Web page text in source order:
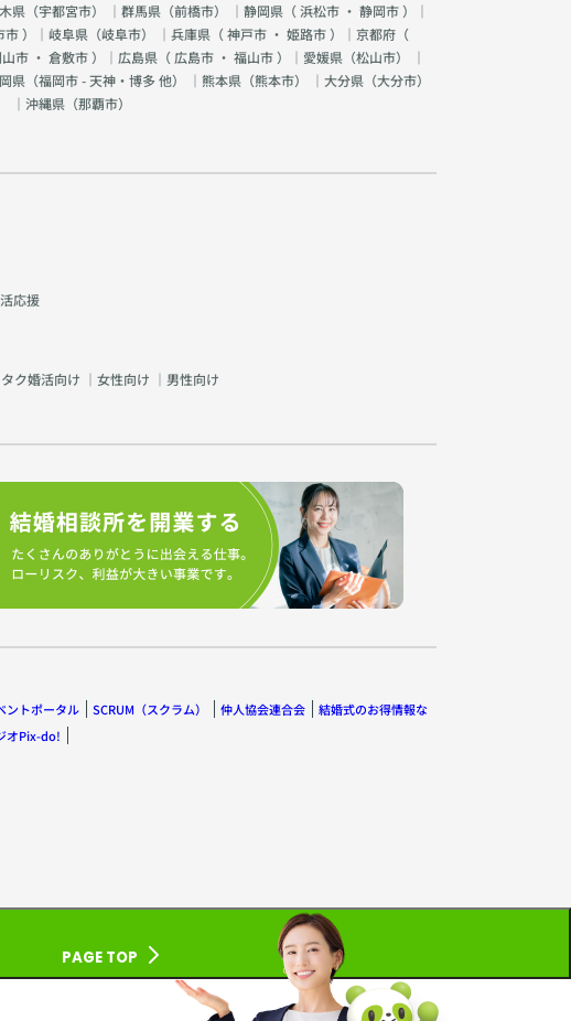
県（宇都宮市） ｜群馬県（前橋市） ｜静岡県（浜松市 ・ 静岡市）｜
市）｜岐阜県（岐阜市） ｜兵庫県（神戸市 ・ 姫路市）｜京都府（
市 ・ 倉敷市）｜広島県（ 広島市 ・ 福山市）｜愛媛県（松山市） ｜
県（福岡市 - 天神・博多 他） ｜熊本県（熊本市） ｜大分県（大分市）
｜沖縄県（那覇市）
応援
ク婚活向け ｜ 女性向け ｜ 男性向け
ントポータル SCRUM（スクラム） 仲人協会連合会
結婚式のお得情報な
オPix-do!
PAGE TOP